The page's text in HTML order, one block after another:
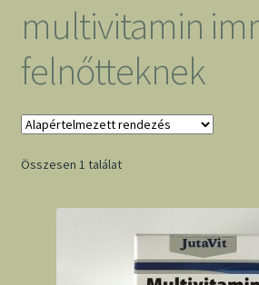
multivitamin
felnőtteknek
Összesen 1 találat